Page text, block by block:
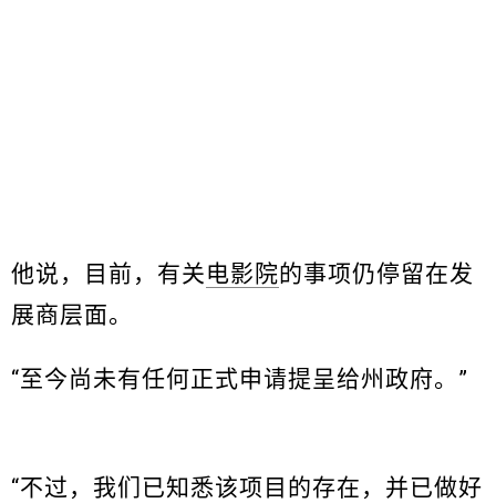
他说，目前，有关电影院的事项仍停留在发
展商层面。
“至今尚未有任何正式申请提呈给州政府。”
“不过，我们已知悉该项目的存在，并已做好